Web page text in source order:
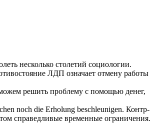
несколько столетий социологии.
ЛДП означает отмену работы
решить проблему с помощью денег,
noch die Erholung beschleunigen. Контр-
справедливые временные ограничения.